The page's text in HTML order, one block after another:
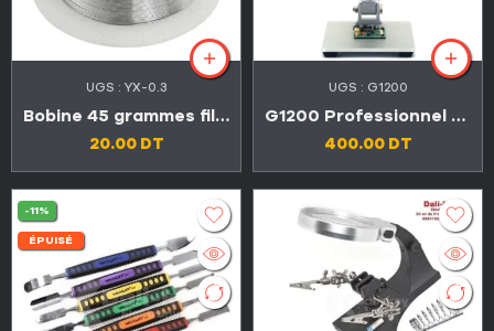
UGS : YX-0.3
Bobine 45 grammes fil étain de souder 0.3mm
20.00 DT
UGS : G1200
G1200 Professionnel Microscope numérique LCD de 7 pouces 1200X
400.00 DT
-11%
ÉPUISÉ